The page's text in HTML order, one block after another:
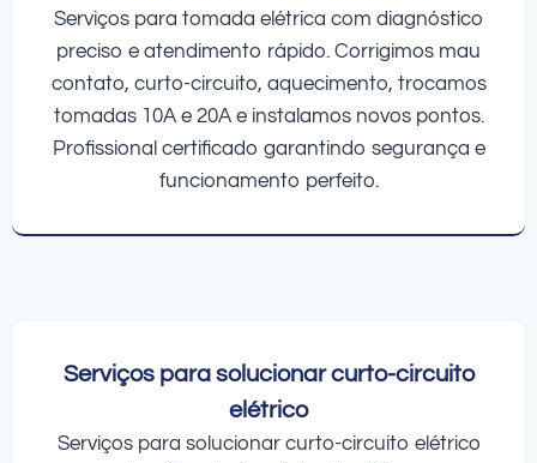
Serviços para tomada elétrica com diagnóstico
preciso e atendimento rápido. Corrigimos mau
contato, curto-circuito, aquecimento, trocamos
tomadas 10A e 20A e instalamos novos pontos.
Profissional certificado garantindo segurança e
funcionamento perfeito.
Serviços para solucionar curto-circuito
elétrico
Serviços para solucionar curto-circuito elétrico